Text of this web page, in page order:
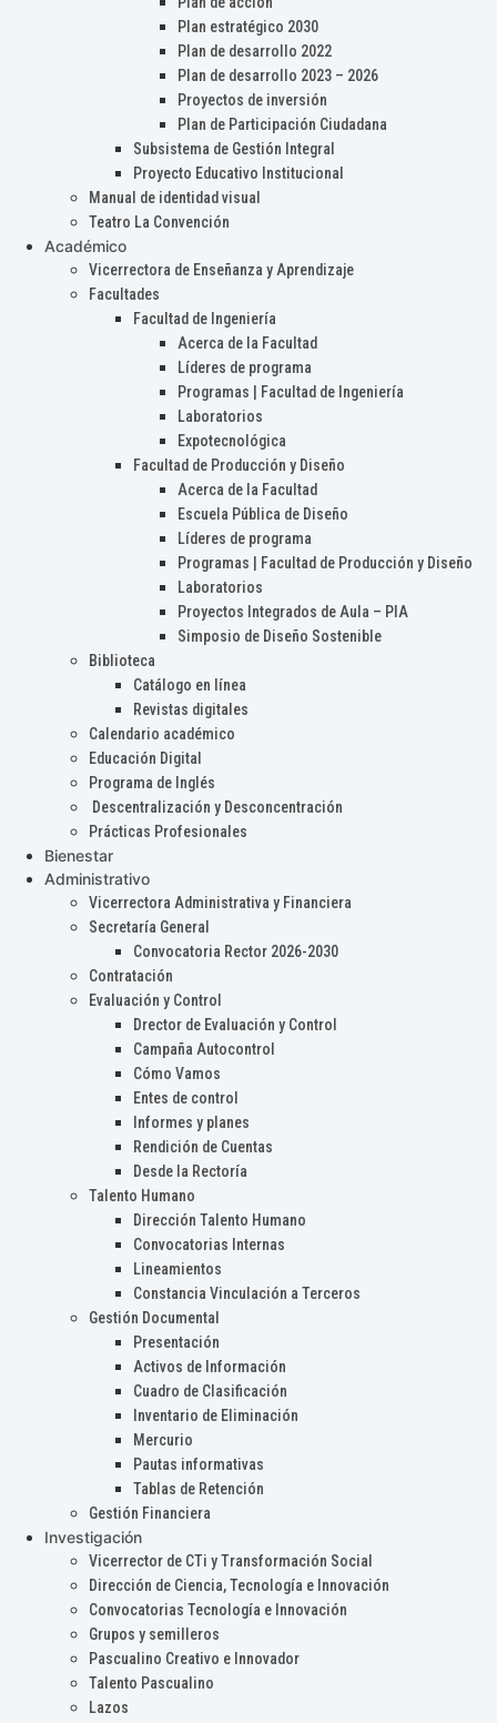
Plan estratégico 2030
Plan de desarrollo 2022
Plan de desarrollo 2023 – 2026
Proyectos de inversión
Plan de Participación Ciudadana
Subsistema de Gestión Integral
Proyecto Educativo Institucional
Manual de identidad visual
Teatro La Convención
Académico
Vicerrectora de Enseñanza y Aprendizaje
Facultades
Facultad de Ingeniería
Acerca de la Facultad
Líderes de programa
Programas | Facultad de Ingeniería
Laboratorios
Expotecnológica
Facultad de Producción y Diseño
Acerca de la Facultad
Escuela Pública de Diseño
Líderes de programa
Programas | Facultad de Producción y Diseño
Laboratorios
Proyectos Integrados de Aula – PIA
Simposio de Diseño Sostenible
Biblioteca
Catálogo en línea
Revistas digitales
Calendario académico
Educación Digital
Programa de Inglés
Descentralización y Desconcentración
Prácticas Profesionales
Bienestar
Administrativo
Vicerrectora Administrativa y Financiera
Secretaría General
Convocatoria Rector 2026-2030
Contratación
Evaluación y Control
Drector de Evaluación y Control
Campaña Autocontrol
Cómo Vamos
Entes de control
Informes y planes
Rendición de Cuentas
Desde la Rectoría
Talento Humano
Dirección Talento Humano
Convocatorias Internas
Lineamientos
Constancia Vinculación a Terceros
Gestión Documental
Presentación
Activos de Información
Cuadro de Clasificación
Inventario de Eliminación
Mercurio
Pautas informativas
Tablas de Retención
Gestión Financiera
Investigación
Vicerrector de CTi y Transformación Social
Dirección de Ciencia, Tecnología e Innovación
Convocatorias Tecnología e Innovación
Grupos y semilleros
Pascualino Creativo e Innovador
Talento Pascualino
Lazos